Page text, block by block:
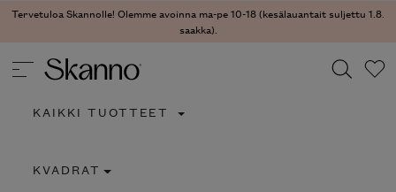
Tervetuloa Skannolle! Olemme avoinna ma-pe 10-18 (kesälauantait suljettu 1.8.
saakka).
Type 2 or more characters for results.
KAIKKI TUOTTEET
KVADRAT